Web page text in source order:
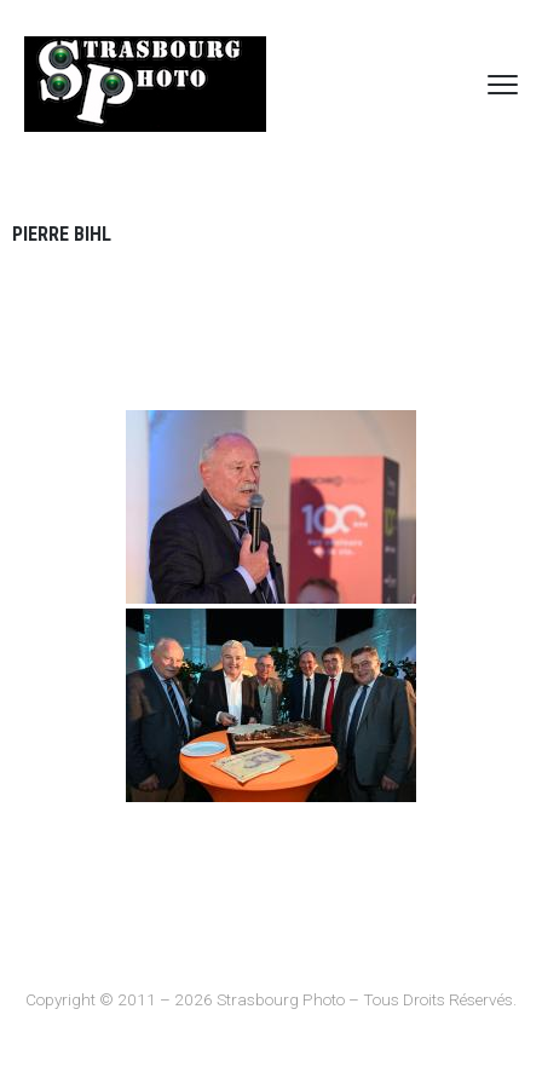
PIERRE BIHL
Copyright © 2011 – 2026 Strasbourg Photo – Tous Droits Réservés.